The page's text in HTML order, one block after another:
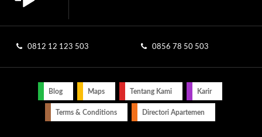
0812 12 123 503 0856 78 50 503
Blog Maps Tentang Kami Karir
Terms & Conditions Directori Apartemen